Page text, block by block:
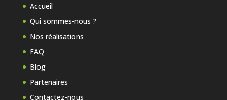
Accueil
Qui sommes-nous ?
Nos réalisations
FAQ
Blog
Partenaires
Contactez-nous